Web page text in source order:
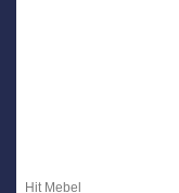
Hit Mebel